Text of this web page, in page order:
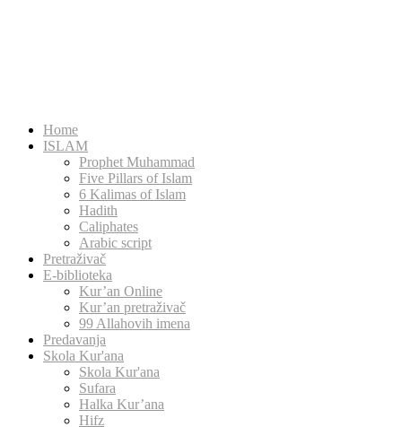
Home
ISLAM
Prophet Muhammad
Five Pillars of Islam
6 Kalimas of Islam
Hadith
Caliphates
Arabic script
Pretraživač
E-biblioteka
Kur’an Online
Kur’an pretraživač
99 Allahovih imena
Predavanja
Skola Kur'ana
Skola Kur'ana
Sufara
Halka Kur’ana
Hifz